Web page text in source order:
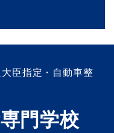
大臣指定・自動車整
門学校